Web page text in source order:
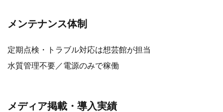
メンテナンス体制
定期点検・トラブル対応は想芸館が担当
水質管理不要／電源のみで稼働
メディア掲載・導入実績